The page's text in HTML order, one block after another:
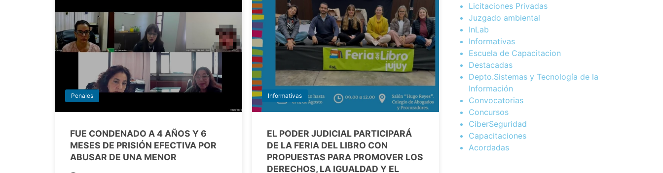
Penales
FUE CONDENADO A 4 AÑOS Y 6
MESES DE PRISIÓN EFECTIVA POR
ABUSAR DE UNA MENOR
Informativas
EL PODER JUDICIAL PARTICIPARÁ
DE LA FERIA DEL LIBRO CON
PROPUESTAS PARA PROMOVER LOS
DERECHOS, LA IGUALDAD Y EL
Licitaciones Privadas
Juzgado ambiental
InLab
Informativas
Escuela de Capacitacion
Destacadas
Depto.Sistemas y Tecnología de la
Información
Convocatorias
Concursos
CiberSeguridad
Capacitaciones
Acordadas